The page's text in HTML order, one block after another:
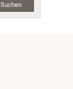
Suchen